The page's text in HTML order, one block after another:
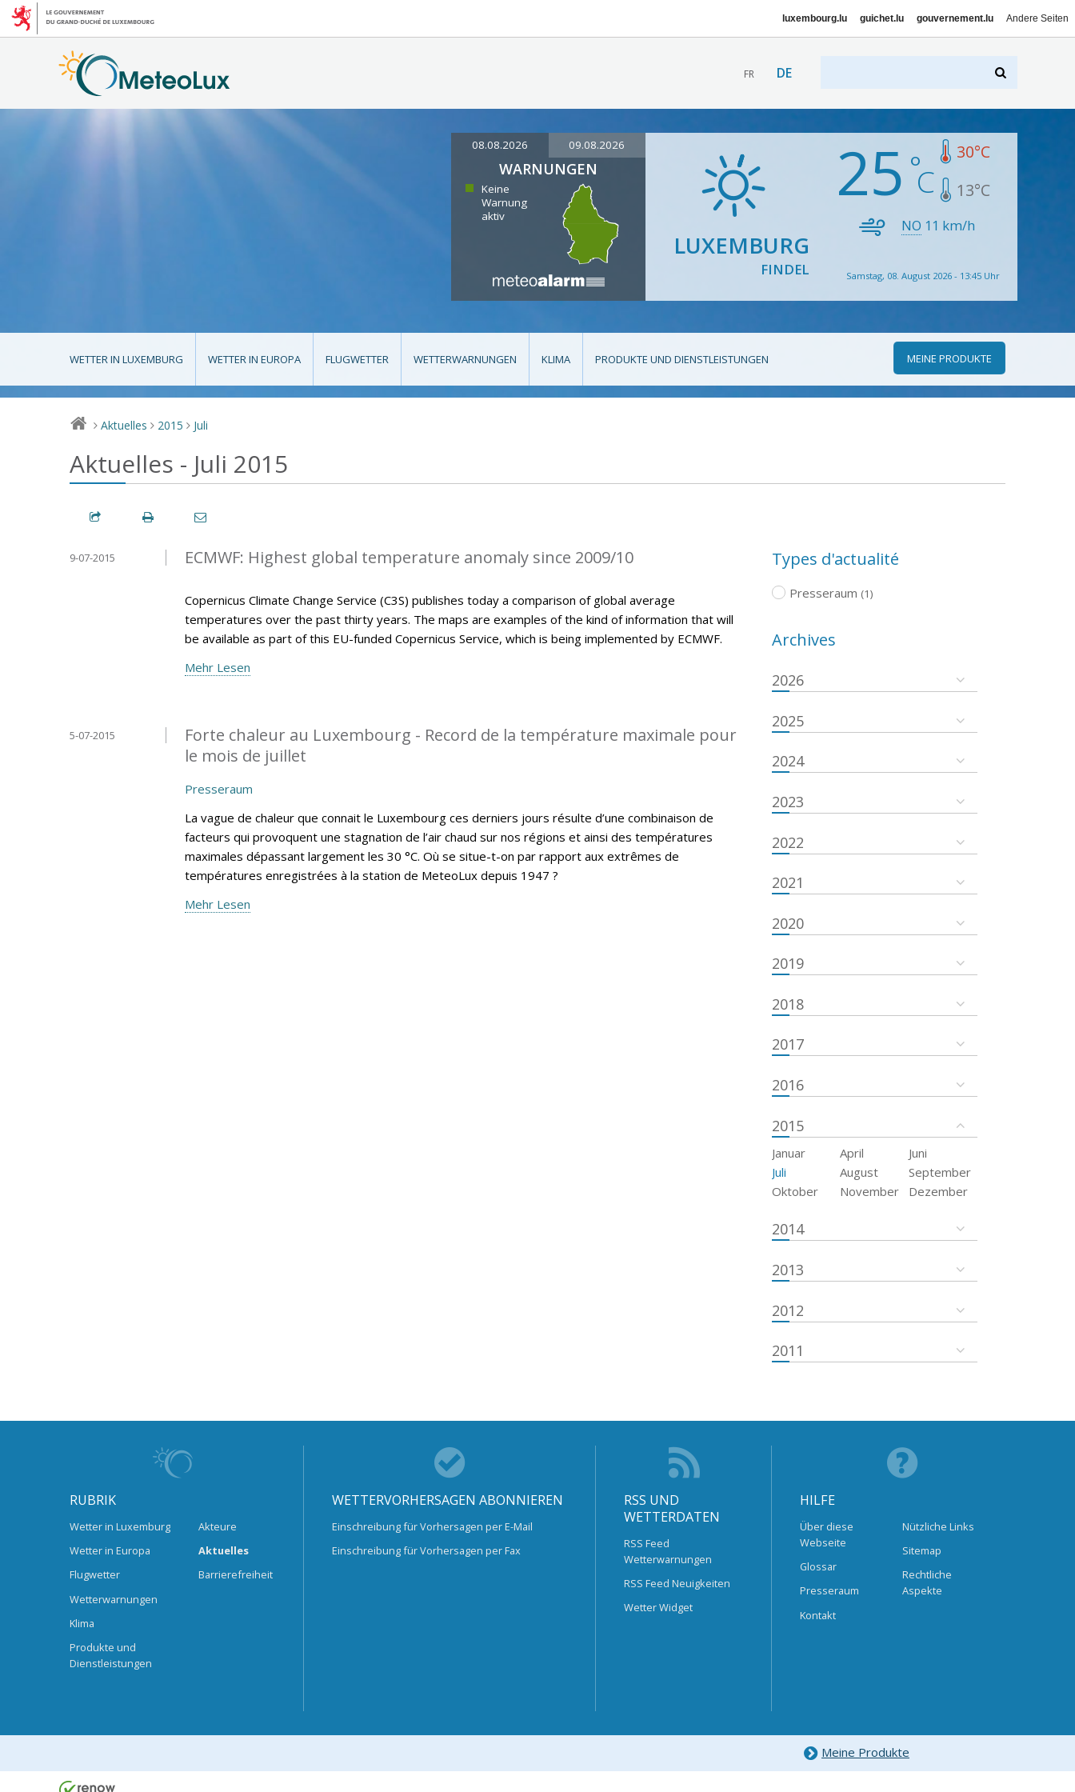
luxembourg.lu guichet.lu gouvernement.lu Andere Seiten
FR DE
08.08.2026 09.08.2026
WARNUNGEN
Keine
Warnung
aktiv
LUXEMBURG
FINDEL
25 30°C
13°C
NO 11 km/h
Samstag, 08. August 2026 - 13:45 Uhr
WETTER IN LUXEMBURG WETTER IN EUROPA FLUGWETTER WETTERWARNUNGEN KLIMA PRODUKTE UND DIENSTLEISTUNGEN MEINE PRODUKTE
> Aktuelles > 2015 > Juli
Aktuelles - Juli 2015
ECMWF: Highest global temperature anomaly since 2009/10
9-07-2015
Copernicus Climate Change Service (C3S) publishes today a comparison of global average
temperatures over the past thirty years. The maps are examples of the kind of information that will
be available as part of this EU-funded Copernicus Service, which is being implemented by ECMWF.
Mehr Lesen
Forte chaleur au Luxembourg - Record de la température maximale pour
le mois de juillet
5-07-2015
Presseraum
La vague de chaleur que connait le Luxembourg ces derniers jours résulte d’une combinaison de
facteurs qui provoquent une stagnation de l’air chaud sur nos régions et ainsi des températures
maximales dépassant largement les 30 °C. Où se situe-t-on par rapport aux extrêmes de
températures enregistrées à la station de MeteoLux depuis 1947 ?
Mehr Lesen
Types d'actualité
Presseraum (1)
Archives
2026
2025
2024
2023
2022
2021
2020
2019
2018
2017
2016
2015
Januar April
Juni
Juli
August
September
Oktober
November Dezember
2014
2013
2012
2011
RUBRIK
Wetter in Luxemburg
Wetter in Europa
Flugwetter
Wetterwarnungen
Klima
Produkte und
Dienstleistungen
Akteure
Aktuelles
Barrierefreiheit
WETTERVORHERSAGEN ABONNIEREN
Einschreibung für Vorhersagen per E-Mail
Einschreibung für Vorhersagen per Fax
RSS UND
WETTERDATEN
RSS Feed
Wetterwarnungen
RSS Feed Neuigkeiten
Wetter Widget
HILFE
Über diese
Webseite
Glossar
Presseraum
Kontakt
Nützliche Links
Sitemap
Rechtliche
Aspekte
Meine Produkte